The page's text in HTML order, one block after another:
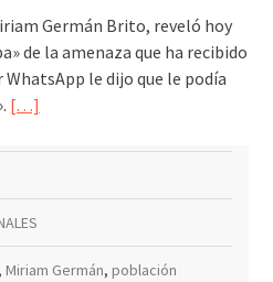
Germán Brito, reveló hoy
de la amenaza que ha recibido
le dijo que le podía
[…]
, Miriam Germán, población